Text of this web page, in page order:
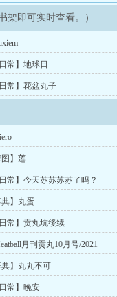
架即可实时查看。）
常】地球日
常】花盆丸子
图】莲
常】今天苏苏苏苏了吗？
典】丸蛋
常】贡丸坑後续
月刊贡丸10月号/2021
典】丸丸不可
常】晚安